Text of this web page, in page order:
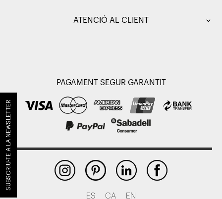
ATENCIÓ AL CLIENT
PAGAMENT SEGUR GARANTIT
SUBSCRIU-TE A LA NEWSLETTER
ES CA EN